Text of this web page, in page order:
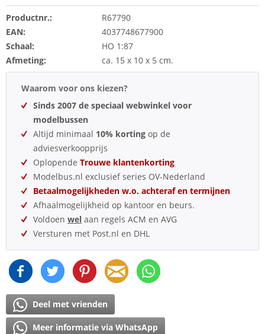
Productnr.:
R67790
EAN:
4037748677900
Schaal:
HO 1:87
Afmeting:
ca. 15 x 10 x 5 cm.
Waarom voor ons kiezen?
Sinds 2007 de speciaal webwinkel voor
modelbussen
Altijd minimaal 10% korting op de
adviesverkoopprijs
Oplopende Trouwe klantenkorting
Modelbus.nl exclusief series OV-Nederland
Betaalmogelijkheden w.o. achteraf en termijnen
Afhaalmogelijkheid op kantoor en beurs.
Voldoen wel aan regels ACM en AVG
Versturen met Post.nl en DHL
Deel met vrienden
Meer informatie via WhatsApp